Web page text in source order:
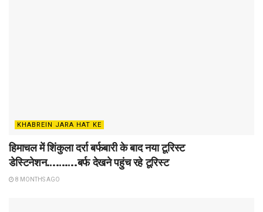
KHABREIN JARA HAT KE
हिमाचल में शिंकुला दर्रा बर्फबारी के बाद नया टूरिस्ट
डेस्टिनेशन……….बर्फ देखने पहुंच रहे टूरिस्ट
8 MONTHS AGO